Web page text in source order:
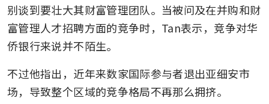
别谈到要壮大其财富管理团队。当被问及在并购和财
富管理人才招聘方面的竞争时，Tan表示，竞争对华
侨银行来说并不陌生。
不过他指出，近年来数家国际参与者退出亚细安市
场，导致整个区域的竞争格局不再那么拥挤。